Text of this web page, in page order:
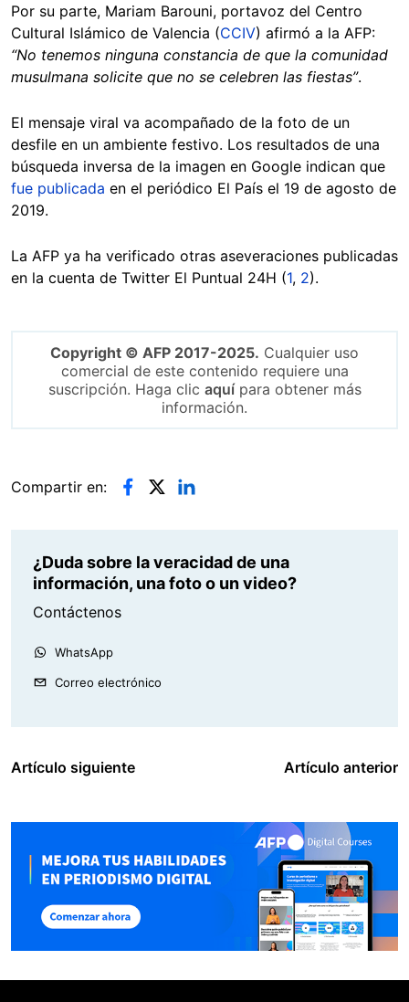
Por su parte, Mariam Barouni, portavoz del Centro
Cultural Islámico de Valencia (CCIV) afirmó a la AFP:
“No tenemos ninguna constancia de que la comunidad
musulmana solicite que no se celebren las fiestas”.
El mensaje viral va acompañado de la foto de un
desfile en un ambiente festivo. Los resultados de una
búsqueda inversa de la imagen en Google indican que
fue publicada en el periódico El País el 19 de agosto de
2019.
La AFP ya ha verificado otras aseveraciones publicadas
en la cuenta de Twitter El Puntual 24H (1, 2).
Copyright © AFP 2017-2025. Cualquier uso
comercial de este contenido requiere una
suscripción. Haga clic aquípara obtener más
información.
Compartir en:
¿Duda sobre la veracidad de una
información, una foto o un video?
Contáctenos
WhatsApp
Correo electrónico
Artículo siguiente Artículo anterior